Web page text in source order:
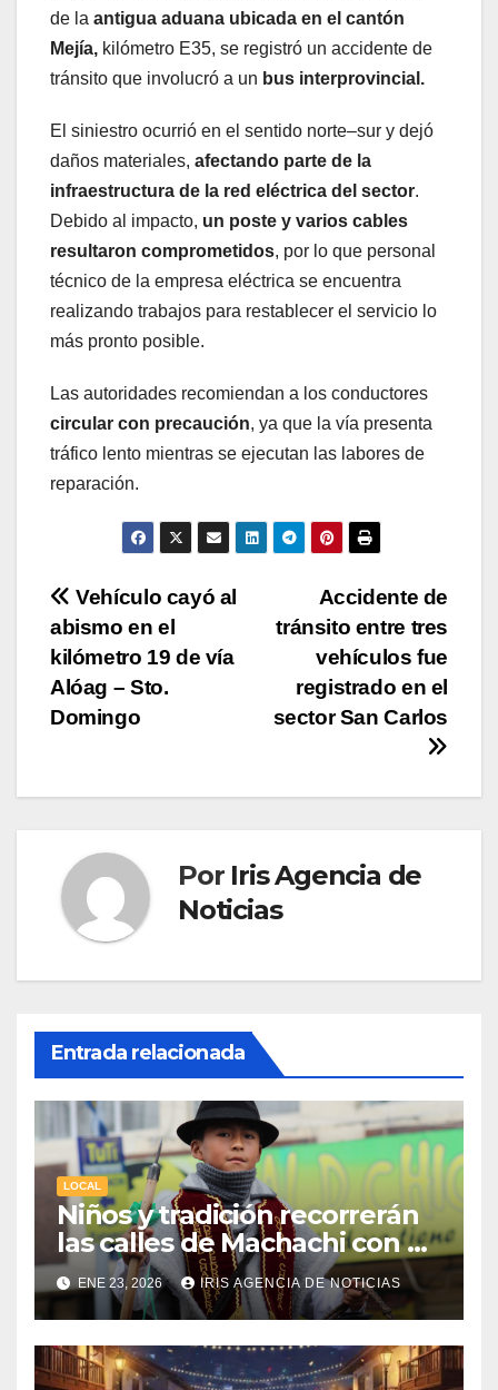
de la antigua aduana ubicada en el cantón
Mejía, kilómetro E35, se registró un accidente de
tránsito que involucró a un bus interprovincial.
El siniestro ocurrió en el sentido norte–sur y dejó
daños materiales, afectando parte de la
infraestructura de la red eléctrica del sector.
Debido al impacto, un poste y varios cables
resultaron comprometidos, por lo que personal
técnico de la empresa eléctrica se encuentra
realizando trabajos para restablecer el servicio lo
más pronto posible.
Las autoridades recomiendan a los conductores
circular con precaución, ya que la vía presenta
tráfico lento mientras se ejecutan las labores de
reparación.
Navegación
de
entradas
Accidente de
tránsito entre tres
vehículos fue
registrado en el
sector San Carlos
Vehículo cayó al
abismo en el
kilómetro 19 de vía
Alóag – Sto.
Domingo
Por Iris Agencia de
Noticias
Entrada relacionada
LOCAL
Niños y tradición recorrerán
las calles de Machachi con el
Desfile del Chagra Guagua
2026
ENE 23, 2026 IRIS AGENCIA DE NOTICIAS